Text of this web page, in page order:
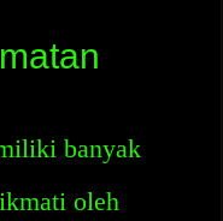
banyak
oleh